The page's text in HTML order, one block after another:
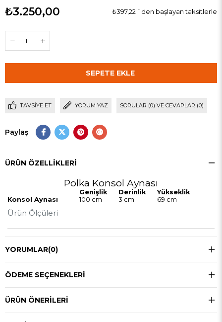
₺3.250,00 ₺397,22 `den başlayan taksitlerle
TAVSIYE ET YORUM YAZ SORULAR (0) VE CEVAPLAR (0)
Paylaş
ÜRÜN ÖZELLIKLERI
Polka Konsol Aynası
Ürün Ölçüleri
Genişlik Derinlik
Yükseklik
Konsol Aynası
100 cm 3 cm 69 cm
YORUMLAR(0)
ÖDEME SEÇENEKLERI
ÜRÜN ÖNERILERI